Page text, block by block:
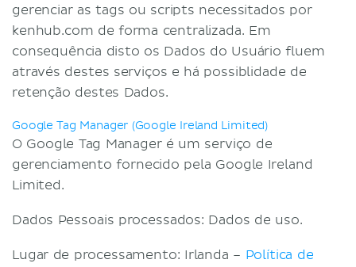
gerenciar as tags ou scripts necessitados por
kenhub.com de forma centralizada. Em
consequência disto os Dados do Usuário fluem
através destes serviços e há possiblidade de
retenção destes Dados.
Google Tag Manager (Google Ireland Limited)
O Google Tag Manager é um serviço de
gerenciamento fornecido pela Google Ireland
Limited.
Dados Pessoais processados: Dados de uso.
Lugar de processamento: Irlanda – Política de